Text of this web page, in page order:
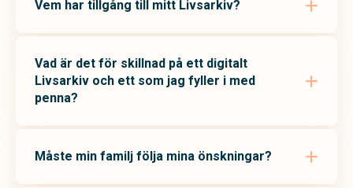
Vem har tillgång till mitt Livsarkiv?
Vad är det för skillnad på ett digitalt
Livsarkiv och ett som jag fyller i med
penna?
Måste min familj följa mina önskningar?